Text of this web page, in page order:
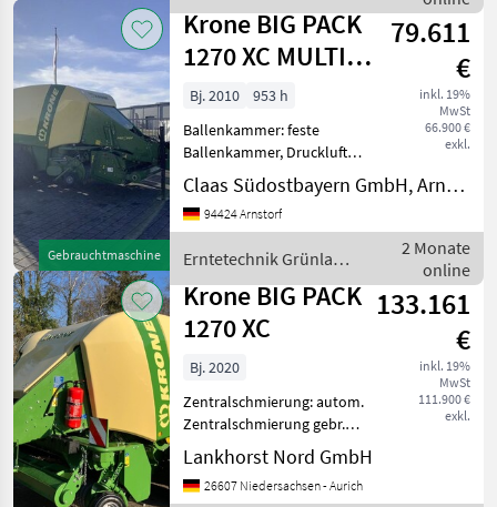
Zentralschmierung: man.
Zentralschmierun
Krone
Gebrauchtmaschine
Krone BIG PACK
1270 XC MULTI -
BALE
79.611
€
inkl. 19%
MwSt
66.900 €
exkl.
Bj. 2010
953 h
Ballenkammer: feste
Ballenkammer, Druckluft
VORBAUMULCHERLENKACHSEFür
weitere Informationen
sprechen Sie uns gerne
speak EnglishDer Preis is
Claas Südostbayern GmbH, Arnstorf
94424 Arnstorf
Erntetechnik Grünland
/ Krone
2 Monate
online
Krone BIG PACK
1270 XC
133.161
€
inkl. 19%
MwSt
111.900 €
exkl.
Bj. 2020
Zentralschmierung: autom.
Zentralschmierung gebr.
Krone Großpackenpresse
Technische Daten: -
Großpackenpresse mit
Lankhorst Nord GmbH
26607 Niedersachsen - Aurich